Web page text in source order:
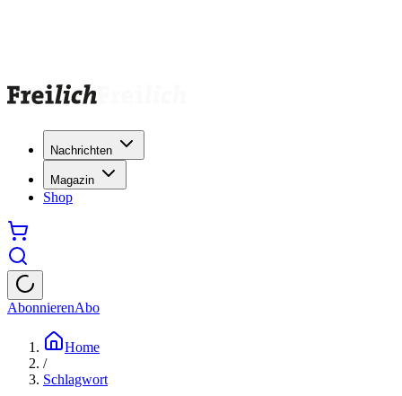
Nachrichten
Magazin
Shop
AbonnierenAbo
Home
/
Schlagwort